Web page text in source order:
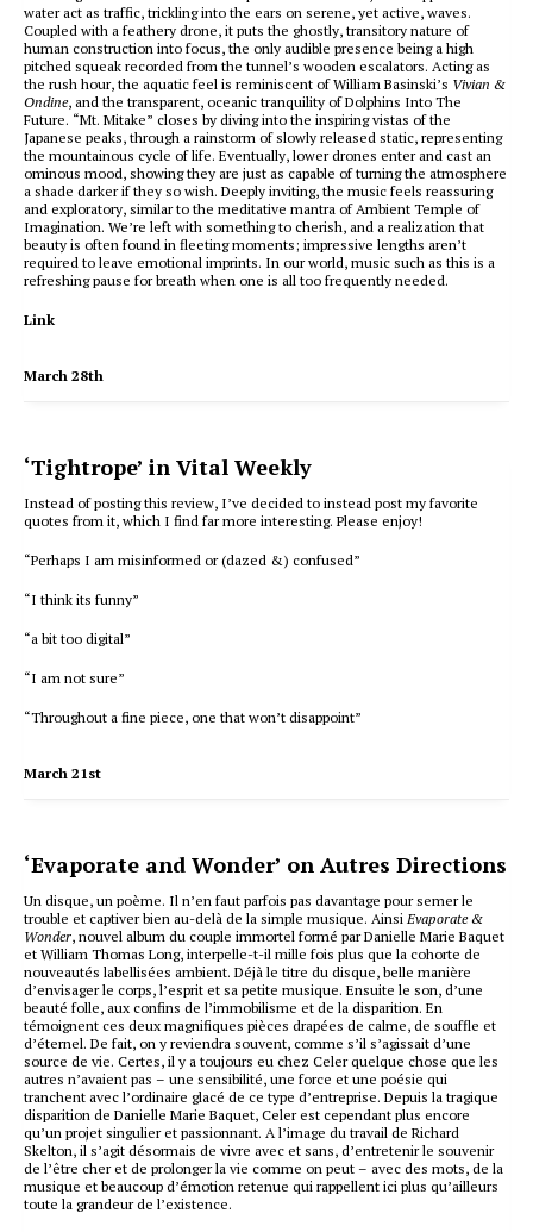
water act as traffic, trickling into the ears on serene, yet active, waves.
Coupled with a feathery drone, it puts the ghostly, transitory nature of
human construction into focus, the only audible presence being a high
pitched squeak recorded from the tunnel’s wooden escalators. Acting as
the rush hour, the aquatic feel is reminiscent of William Basinski’s Vivian &
Ondine, and the transparent, oceanic tranquility of Dolphins Into The
Future. “Mt. Mitake” closes by diving into the inspiring vistas of the
Japanese peaks, through a rainstorm of slowly released static, representing
the mountainous cycle of life. Eventually, lower drones enter and cast an
ominous mood, showing they are just as capable of turning the atmosphere
a shade darker if they so wish. Deeply inviting, the music feels reassuring
and exploratory, similar to the meditative mantra of Ambient Temple of
Imagination. We’re left with something to cherish, and a realization that
beauty is often found in fleeting moments; impressive lengths aren’t
required to leave emotional imprints. In our world, music such as this is a
refreshing pause for breath when one is all too frequently needed.
Link
March 28th
‘Tightrope’ in Vital Weekly
Instead of posting this review, I’ve decided to instead post my favorite
quotes from it, which I find far more interesting. Please enjoy!
“Perhaps I am misinformed or (dazed &) confused”
“I think its funny”
“a bit too digital”
“I am not sure”
“Throughout a fine piece, one that won’t disappoint”
March 21st
‘Evaporate and Wonder’ on Autres Directions
Un disque, un poème. Il n’en faut parfois pas davantage pour semer le
trouble et captiver bien au-delà de la simple musique. Ainsi Evaporate &
Wonder, nouvel album du couple immortel formé par Danielle Marie Baquet
et William Thomas Long, interpelle-t-il mille fois plus que la cohorte de
nouveautés labellisées ambient. Déjà le titre du disque, belle manière
d’envisager le corps, l’esprit et sa petite musique. Ensuite le son, d’une
beauté folle, aux confins de l’immobilisme et de la disparition. En
témoignent ces deux magnifiques pièces drapées de calme, de souffle et
d’éternel. De fait, on y reviendra souvent, comme s’il s’agissait d’une
source de vie. Certes, il y a toujours eu chez Celer quelque chose que les
autres n’avaient pas – une sensibilité, une force et une poésie qui
tranchent avec l’ordinaire glacé de ce type d’entreprise. Depuis la tragique
disparition de Danielle Marie Baquet, Celer est cependant plus encore
qu’un projet singulier et passionnant. A l’image du travail de Richard
Skelton, il s’agit désormais de vivre avec et sans, d’entretenir le souvenir
de l’être cher et de prolonger la vie comme on peut – avec des mots, de la
musique et beaucoup d’émotion retenue qui rappellent ici plus qu’ailleurs
toute la grandeur de l’existence.